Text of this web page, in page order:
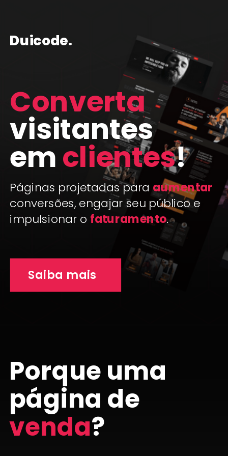
Saiba mais
Converta
visitantes
emclientes!
Páginas projetadas para aumentar
conversões, engajar seu público e
impulsionar o faturamento.
Duicode.
Porque uma
página de
venda?